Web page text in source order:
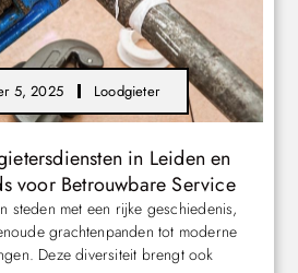
5, 2025 Loodgieter
in Leiden en
voor Betrouwbare Service
steden met een rijke geschiedenis,
grachtenpanden tot moderne
Deze diversiteit brengt ook